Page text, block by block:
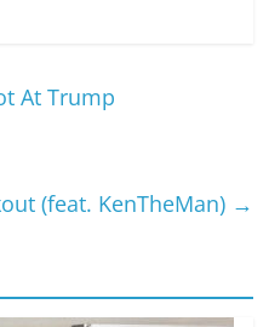
At Trump
(feat. KenTheMan) →